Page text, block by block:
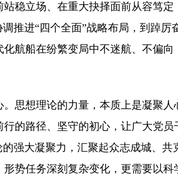
稳立场、在重大抉择面前从容笃定
推进“四个全面”战略布局，到踔厉
航船在纷繁变局中不迷航、不偏
思想理论的力量，本质上是凝聚人
的路径、坚守的初心，让广大党员
强大凝聚力，汇聚起众志成城、共
势任务深刻复杂变化，更需要以科